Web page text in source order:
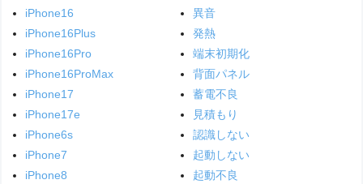
iPhone16
iPhone16Plus
iPhone16Pro
iPhone16ProMax
iPhone17
iPhone17e
iPhone6s
iPhone7
iPhone8
異音
発熱
端末初期化
背面パネル
蓄電不良
見積もり
認識しない
起動しない
起動不良